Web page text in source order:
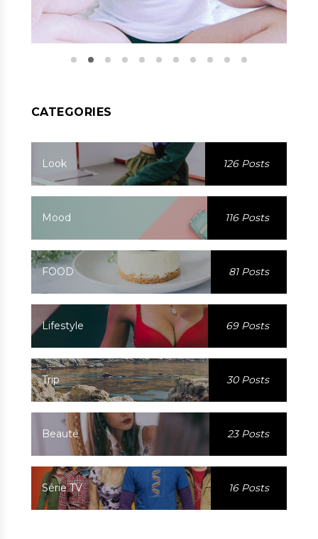
CATEGORIES
Look 126 Posts
Mood 116 Posts
FOOD 81 Posts
Lifestyle 69 Posts
Trip 30 Posts
Beauté 23 Posts
Série TV 16 Posts